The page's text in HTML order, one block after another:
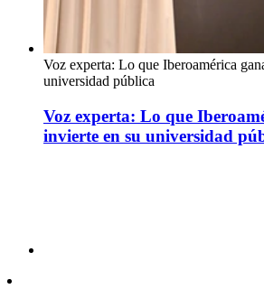
Voz experta: Lo que Iberoamérica
universidad pública
Voz experta: Lo que
invierte en su universidad